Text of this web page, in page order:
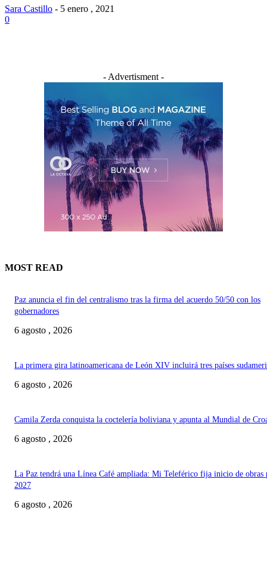
Sara Castillo - 5 enero , 2021
0
- Advertisment -
MOST READ
Paz anuncia el fin del centralismo tras la firma del acuerdo 50/50 con los
gobernadores
6 agosto , 2026
La primera gira latinoamericana de León XIV incluirá tres países
6 agosto , 2026
Camila Zerda conquista la coctelería boliviana y apunta al Mundial de
6 agosto , 2026
La Paz tendrá una Línea Café ampliada: Mi Teleférico fija inicio de obras
2027
6 agosto , 2026